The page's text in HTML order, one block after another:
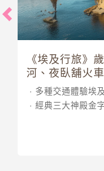
《埃及行旅》
河、夜臥舖火
館 10 日
多種交通體驗埃
經典三大神殿金